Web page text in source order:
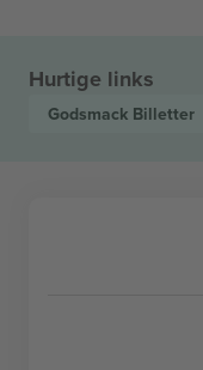
Hurtige links
Godsmack Billetter